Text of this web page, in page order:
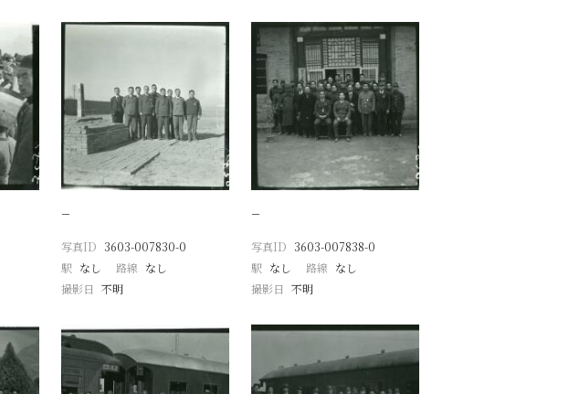
−
写真ID 3603-007830-0
駅 なし 路線 なし
撮影日 不明
−
写真ID 3603-007838-0
駅 なし 路線 なし
撮影日 不明